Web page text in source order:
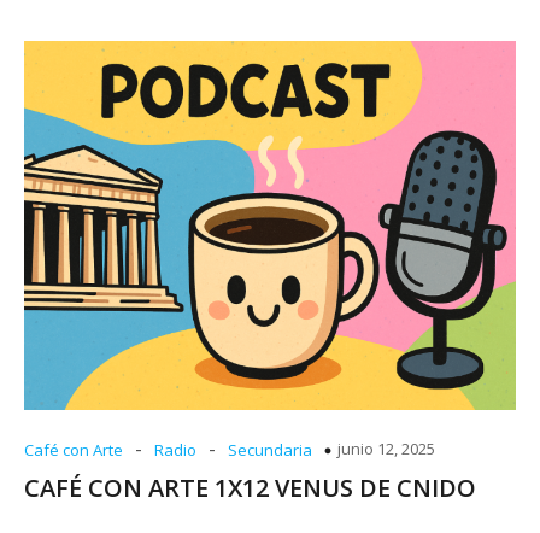
Café con Arte - Radio - Secundaria junio 12, 2025
CAFÉ CON ARTE 1X12 VENUS DE CNIDO